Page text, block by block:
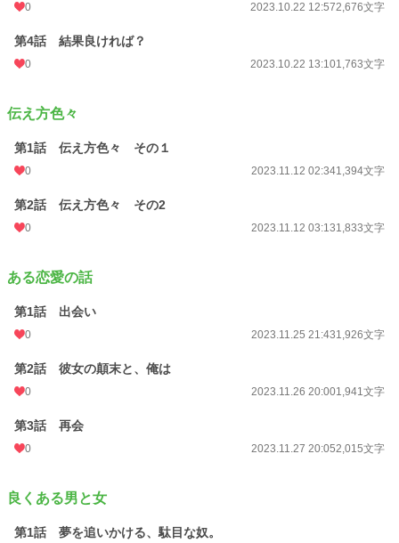
0 2023.10.22 12:572,676文字
第4話 結果良ければ？
0 2023.10.22 13:101,763文字
伝え方色々
第1話 伝え方色々 その１
0 2023.11.12 02:341,394文字
第2話 伝え方色々 その2
0 2023.11.12 03:131,833文字
ある恋愛の話
第1話 出会い
0 2023.11.25 21:431,926文字
第2話 彼女の顛末と、俺は
0 2023.11.26 20:001,941文字
第3話 再会
0 2023.11.27 20:052,015文字
良くある男と女
第1話 夢を追いかける、駄目な奴。